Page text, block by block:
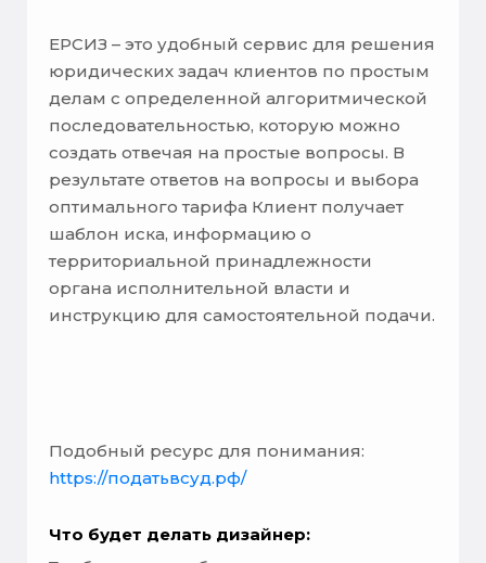
ЕРСИЗ – это удобный сервис для решения
юридических задач клиентов по простым
делам с определенной алгоритмической
последовательностью, которую можно
создать отвечая на простые вопросы. В
результате ответов на вопросы и выбора
оптимального тарифа Клиент получает
шаблон иска, информацию о
территориальной принадлежности
органа исполнительной власти и
инструкцию для самостоятельной подачи.
Подобный ресурс для понимания:
https://податьвсуд.рф/
Что будет делать дизайнер: